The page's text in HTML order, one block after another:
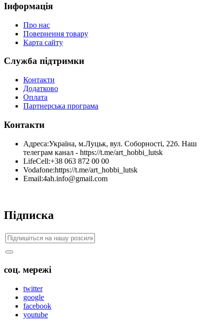
Інформація
Про нас
Повернення товару
Карта сайту
Служба підтримки
Контакти
Додатково
Оплата
Партнерська програма
Контакти
Адреса:Україна, м.Луцьк, вул. Соборності, 22б. Наш
телеграм канал - https://t.me/art_hobbi_lutsk
LifeCell:+38 063 872 00 00
Vodafone:https://t.me/art_hobbi_lutsk
Email:4ah.info@gmail.com
Підписка
соц. мережі
twitter
google
facebook
youtube